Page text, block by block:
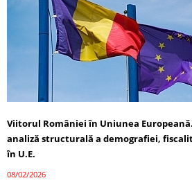
Viitorul României în Uniunea Europeană.
analiză structurală a demografiei,
în U.E.
08/02/2026